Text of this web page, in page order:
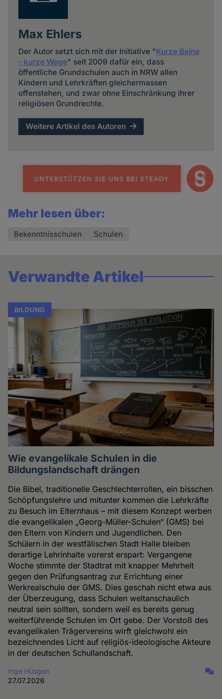
Max Ehlers
Der Autor setzt sich mit der Initiative "Kurze Beine
- kurze Wege" seit 2009 dafür ein, dass
öffentliche Grundschulen auch in NRW allen
Kindern und Lehrkräften gleichermassen
offenstehen, und zwar ohne Einschränkung ihrer
religiösen Grundrechte.
Weitere Artikel des Autoren
Mehr lesen über:
Bekenntnisschulen Schulen
Verwandte Artikel
BILDUNG
Wie evangelikale Schulen in die
Bildungslandschaft drängen
Die Bibel, traditionelle Geschlechterrollen, ein bisschen
Schöpfungslehre und mitunter kommen die Lehrkräfte
zu Besuch im Elternhaus – mit diesem Konzept werben
die evangelikalen „Georg-Müller-Schulen“ (GMS) bei
den Eltern von Kindern und Jugendlichen. Den
Schülern in der westfälischen Stadt Halle bleiben
derartige Lehrinhalte vorerst erspart: Vergangene
Woche stimmte der Stadtrat mit knapper Mehrheit
gegen den Prüfungsantrag zur Errichtung einer
Werkrealschule der GMS. Dies geschah nicht etwa aus
der Überzeugung, dass Schulen weltanschaulich
neutral sein sollten, sondern weil es bereits genug
weiterführende Schulen im Ort gebe. Der Vorstoß des
evangelikalen Trägervereins wirft gleichwohl ein
bezeichnendes Licht auf religiös-ideologische Akteure
in der deutschen Schullandschaft.
Inge Hüsgen
27.07.2026